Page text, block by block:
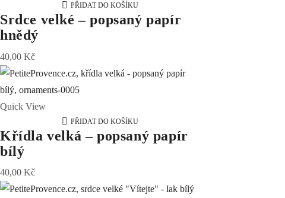
PŘIDAT DO KOŠÍKU
Srdce velké – popsaný papír
hnědý
40,00 Kč
Quick View
PŘIDAT DO KOŠÍKU
Křídla velká – popsaný papír
bílý
40,00 Kč